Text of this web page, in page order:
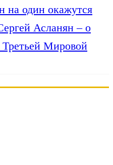
на один окажутся
Асланян – о
Мировой